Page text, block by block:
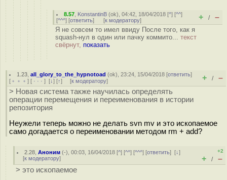
8.57 KonstantinB (ok), 04:42, 18/04/2018 [^] [^^]
[^^^] [ответить] [к модератору] + / –
Я не совсем то имел ввиду После того, как я
squash-нул в один или пачку коммито... текст
свёрнут, показать
1.23 ,all_glory_to_the_hypnotoad (ok), 23:24, 15/04/2018 [ответить]
[ ﹢﹢﹢ ] [ · · · ] [↓] [↑] [к модератору] + / –
> Новая система также научилась определять
операции перемещения и переименования в истории
репозитория
Неужели теперь можно не делать svn mv и это ископаемое
само догадается о переименовании методом rm + add?
2.28 ,Аноним (-), 00:03, 16/04/2018 [^] [^^] [^^^] [ответить][↓]
[к модератору]
+2
+ / –
> это ископаемое